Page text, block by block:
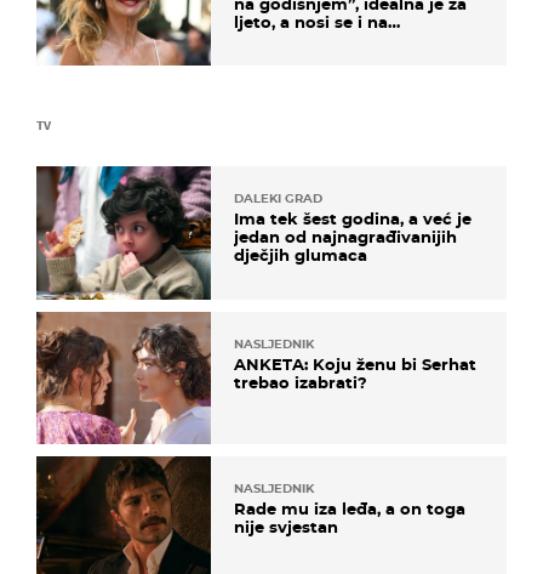
TV
DALEKI GRAD
Ima tek šest godina, a već je
jedan od najnagrađivanijih
dječjih glumaca
NASLJEDNIK
ANKETA: Koju ženu bi Serhat
trebao izabrati?
NASLJEDNIK
Rade mu iza leđa, a on toga
nije svjestan
na godišnjem”, idealna je za
ljeto, a nosi se i na